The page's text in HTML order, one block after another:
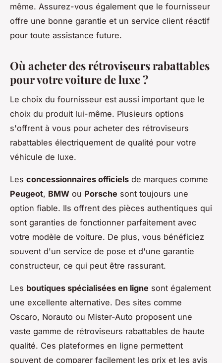
même. Assurez-vous également que le fournisseur
offre une bonne garantie et un service client réactif
pour toute assistance future.
Où acheter des rétroviseurs rabattables
pour votre voiture de luxe ?
Le choix du fournisseur est aussi important que le
choix du produit lui-même. Plusieurs options
s'offrent à vous pour acheter des rétroviseurs
rabattables électriquement de qualité pour votre
véhicule de luxe.
Les concessionnaires officiels de marques comme
Peugeot, BMW ou Porsche sont toujours une
option fiable. Ils offrent des pièces authentiques qui
sont garanties de fonctionner parfaitement avec
votre modèle de voiture. De plus, vous bénéficiez
souvent d'un service de pose et d'une garantie
constructeur, ce qui peut être rassurant.
Les boutiques spécialisées en ligne sont également
une excellente alternative. Des sites comme
Oscaro, Norauto ou Mister-Auto proposent une
vaste gamme de rétroviseurs rabattables de haute
qualité. Ces plateformes en ligne permettent
souvent de comparer facilement les prix et les avis